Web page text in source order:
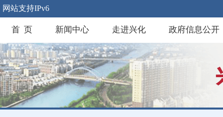
网站支持IPv6
首 页 新闻中心 走进兴化 政府信息公开